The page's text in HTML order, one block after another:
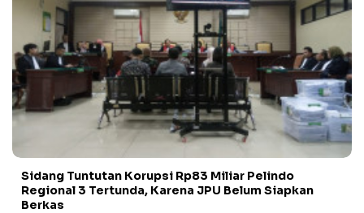
Sidang Tuntutan Korupsi Rp83 Miliar Pelindo
Regional 3 Tertunda, Karena JPU Belum Siapkan
Berkas